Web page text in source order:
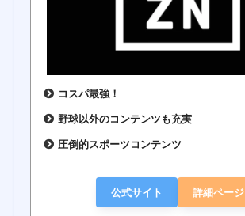
コスパ最強！
野球以外のコンテンツも充実
圧倒的スポーツコンテンツ
公式サイト 詳細ページ